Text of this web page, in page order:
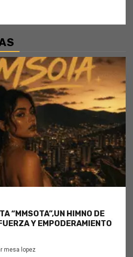
“MMSOTA”,UN HIMNO DE
Y EMPODERAMIENTO
mesa lopez